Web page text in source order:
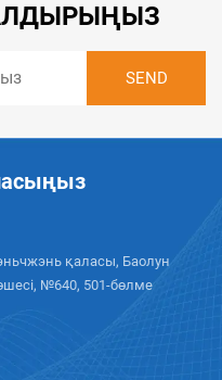
қаласы, Баолун
№640, 501-бөлме